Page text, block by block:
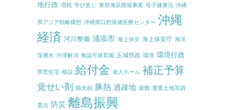
地行政 増税 学び直し 東部海浜開発事業 母子健康法 沖縄
県アジア戦略構想 沖縄県口腔保健医療センター 沖縄
経済 河川整備 浦添市 海上保安 海上保安庁 海洋
深層水 渋滞解消 無認可保育園 玉城県政 環境 環境行政
県営住宅 移設 給付金 老人ホーム 補正予算
覚せい剤 観光税 豚熱 過疎地 避難 重要土地等調
査法 防災 離島振興